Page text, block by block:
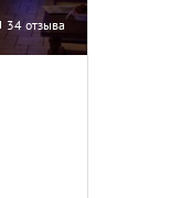
34 отзыва